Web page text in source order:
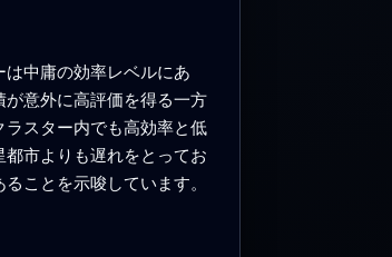
中庸の効率レベルにあ
意外に高評価を得る一方
スター内でも高効率と低
市よりも遅れをとってお
ことを示唆しています。